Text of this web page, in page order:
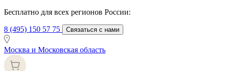
Бесплатно для всех регионов России:
8 (495) 150 57 75 Связаться с нами
Москва и Московская область